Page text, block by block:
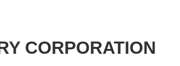
CORPORATION